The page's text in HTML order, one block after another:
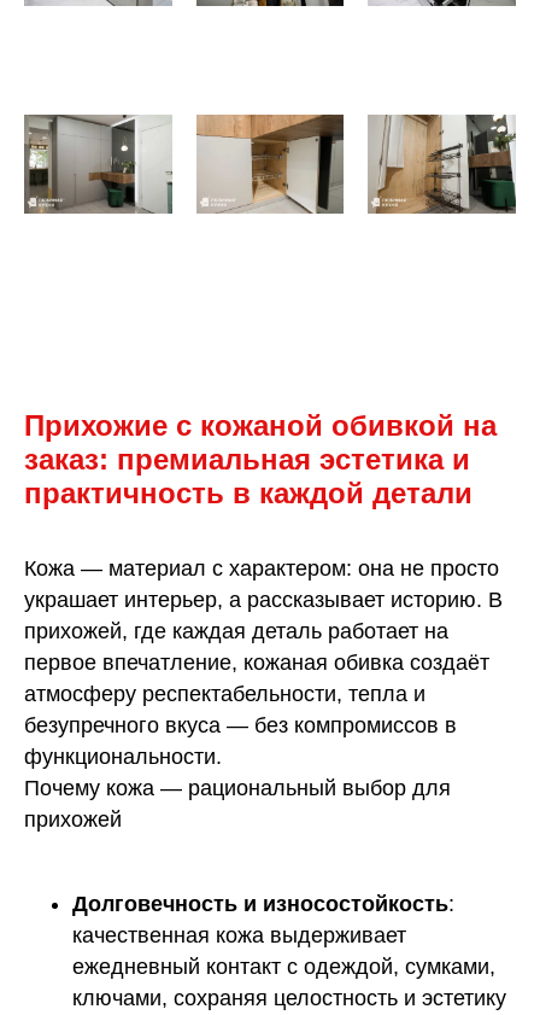
Прихожие с кожаной обивкой на
заказ: премиальная эстетика и
практичность в каждой детали
Кожа — материал с характером: она не просто
украшает интерьер, а рассказывает историю. В
прихожей, где каждая деталь работает на
первое впечатление, кожаная обивка создаёт
атмосферу респектабельности, тепла и
безупречного вкуса — без компромиссов в
функциональности.
Почему кожа — рациональный выбор для
прихожей
Долговечность и износостойкость:
качественная кожа выдерживает
ежедневный контакт с одеждой, сумками,
ключами, сохраняя целостность и эстетику